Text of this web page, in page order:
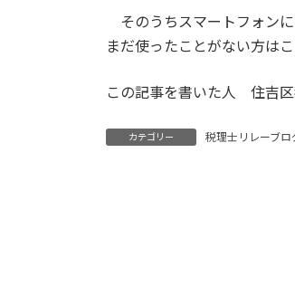
そのうちスマートフォンに
まだ使ったことがない方は
この記事を書いた人 住吉
カテゴリー 税理士リレーブロ